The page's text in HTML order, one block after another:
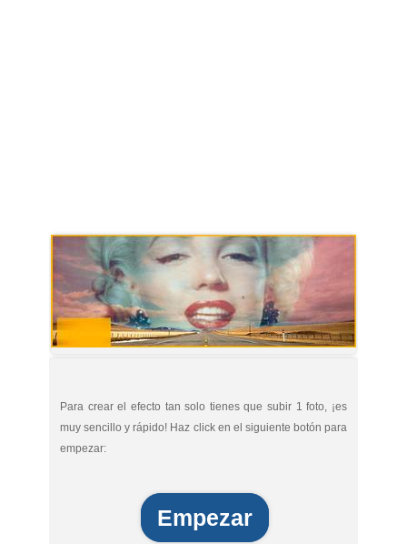
Para crear el efecto tan solo tienes que subir 1 foto, ¡es
muy sencillo y rápido! Haz click en el siguiente botón para
empezar:
Empezar